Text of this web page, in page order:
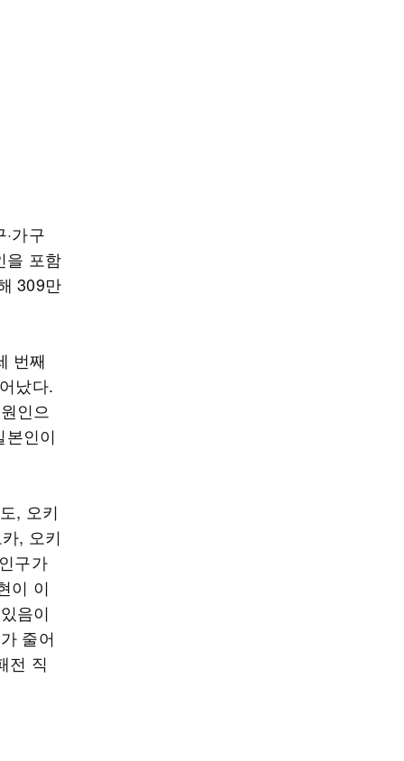
가구
을 포함
309만
번째
났다.
인으
본인이
, 오키
, 오키
구가
이 이
음이
줄어
전 직